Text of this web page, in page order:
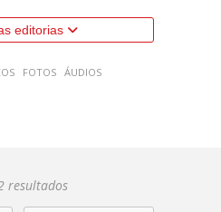
editorias
FOTOS ÁUDIOS
resultados